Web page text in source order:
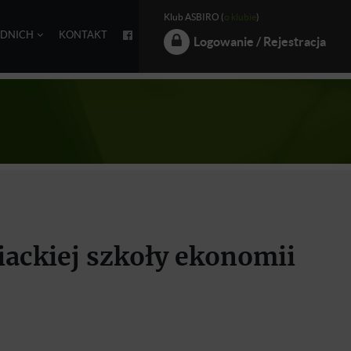
KONTAKT
Klub ASBIRO ( o klubie)
Logowanie / Rejestracja
szkoły ekonomii